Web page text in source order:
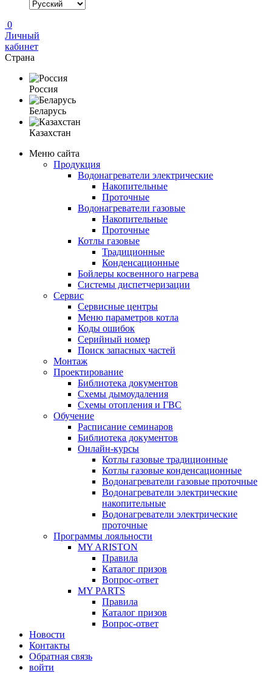
0
Личный
кабинет
Страна
Россия
Беларусь
Казахстан
Меню сайта
Продукция
Водонагреватели электрические
Накопительные
Проточные
Водонагреватели газовые
Накопительные
Проточные
Котлы газовые
Традиционные
Конденсационные
Бойлеры косвенного нагрева
Системы диспетчеризации
Сервис
Сервисные центры
Меню параметров котла
Коды ошибок
Серийный номер
Поиск запасных частей
Монтаж
Проектирование
Библиотека документов
Схемы дымоудаления
Схемы отопления и ГВС
Обучение
Расписание семинаров
Библиотека документов
Онлайн-курсы
Котлы газовые традиционные
Котлы газовые конденсационные
Водонагреватели газовые проточные
Водонагреватели электрические
накопительные
Водонагреватели электрические
проточные
Программы лояльности
MY ARISTON
Правила
Каталог призов
Вопрос-ответ
MY PARTS
Правила
Каталог призов
Вопрос-ответ
Новости
Контакты
Обратная связь
войти